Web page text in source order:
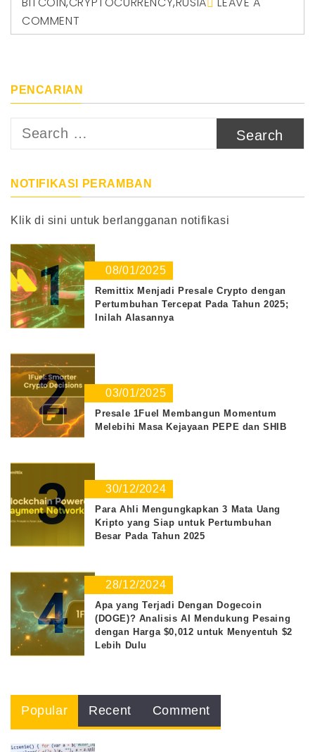
COMMENT
PENCARIAN
Search
NOTIFIKASI PERAMBAN
Klik di sini untuk berlangganan notifikasi
1 08/01/2025
Remittix Menjadi Presale Crypto dengan
Pertumbuhan Tercepat Pada Tahun 2025;
Inilah Alasannya
2 03/01/2025
Presale 1Fuel Membangun Momentum
Melebihi Masa Kejayaan PEPE dan SHIB
3 30/12/2024
Para Ahli Mengungkapkan 3 Mata Uang
Kripto yang Siap untuk Pertumbuhan
Besar Pada Tahun 2025
4 28/12/2024
Apa yang Terjadi Dengan Dogecoin
(DOGE)? Analisis AI Mendukung Pesaing
dengan Harga $0,012 untuk Menyentuh $2
Lebih Dulu
Popular Recent Comment